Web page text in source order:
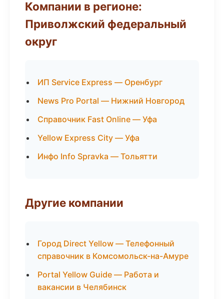
Компании в регионе:
Приволжский федеральный
округ
ИП Service Express — Оренбург
News Pro Portal — Нижний Новгород
Справочник Fast Online — Уфа
Yellow Express City — Уфа
Инфо Info Spravka — Тольятти
Другие компании
Город Direct Yellow — Телефонный
справочник в Комсомольск-на-Амуре
Portal Yellow Guide — Работа и
вакансии в Челябинск